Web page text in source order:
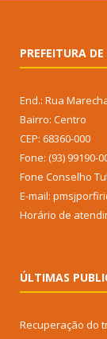
PREFEITURA
End.: Rua
Bairro: Centro
CEP: 68360-000
Fone: (93) 99190-
Fone Conselho
E-mail:
Horário de
ÚLTIMAS
Recuperação do